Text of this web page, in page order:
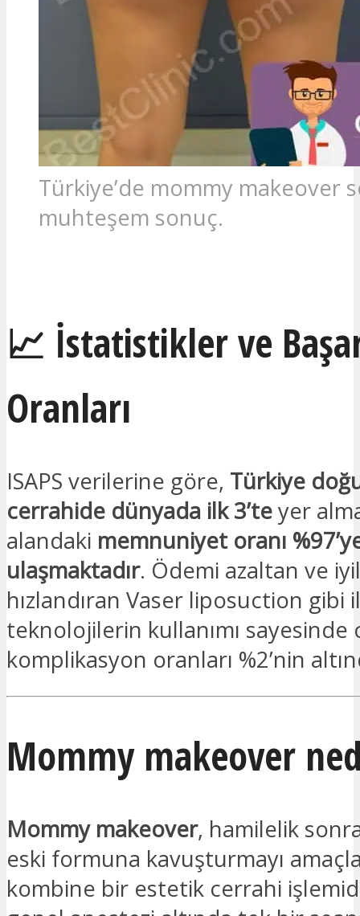
Türkiye’de mommy makeover
muhteşem sonuç.
📈 İstatistikler ve
Oranları
ISAPS verilerine göre, Türkiye
cerrahide dünyada ilk 3’teyer
alandaki memnuniyet oranı
ulaşmaktadır. Ödemi azaltan ve
hızlandıran Vaser liposuction gibi
teknolojilerin kullanımı sayesinde
komplikasyon oranları %2’nin
Mommy makeover
Mommy makeover, hamilelik
eski formuna kavuşturmayı
kombine bir estetik cerrahi